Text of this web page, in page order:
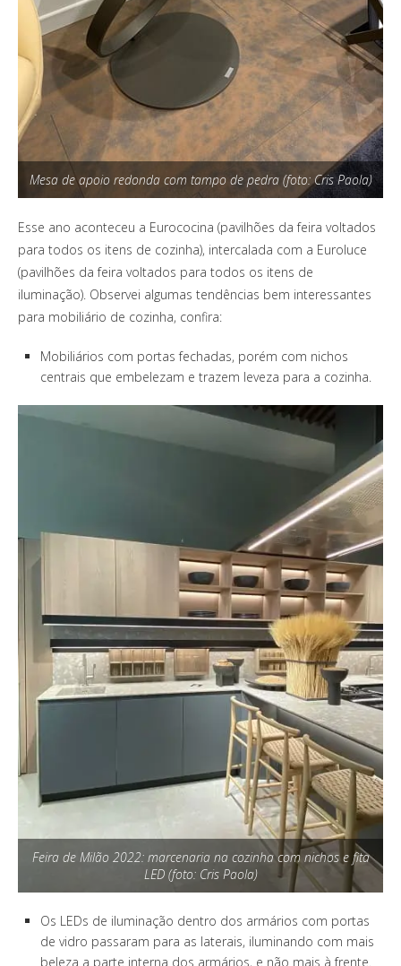
Mesa de apoio redonda com tampo de pedra (foto: Cris Paola)
Esse ano aconteceu a Eurococina (pavilhões da feira voltados
para todos os itens de cozinha), intercalada com a Euroluce
(pavilhões da feira voltados para todos os itens de
iluminação). Observei algumas tendências bem interessantes
para mobiliário de cozinha, confira:
Mobiliários com portas fechadas, porém com nichos
centrais que embelezam e trazem leveza para a cozinha.
Feira de Milão 2022: marcenaria na cozinha com nichos e fita
LED (foto: Cris Paola)
Os LEDs de iluminação dentro dos armários com portas
de vidro passaram para as laterais, iluminando com mais
beleza a parte interna dos armários, e não mais à frente.